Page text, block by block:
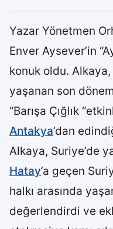
Yazar Yönetmen
Enver Aysever’in
konuk oldu. Alkaya,
yaşanan son
“Barışa Çığlık
Antakya’dan
Alkaya, Suriye’de
Hatay’a geçen
halkı arasında
değerlendirdi ve